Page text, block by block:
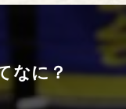
なに？